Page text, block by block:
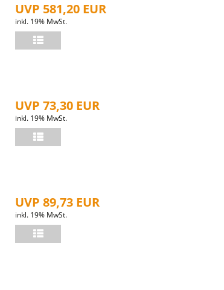
UVP 581,20 EUR
inkl. 19% MwSt.
UVP 73,30 EUR
inkl. 19% MwSt.
UVP 89,73 EUR
inkl. 19% MwSt.